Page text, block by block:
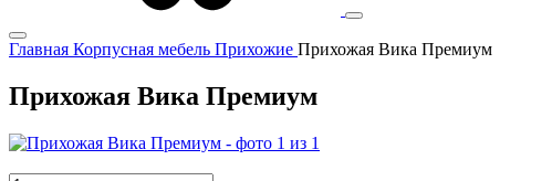
Главная Корпусная мебель Прихожие Прихожая Вика Премиум
Прихожая Вика Премиум